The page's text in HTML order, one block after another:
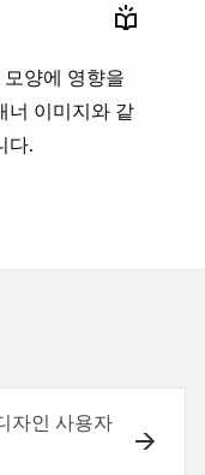
양에 영향을
너 이미지와 같
다.
자인 사용자